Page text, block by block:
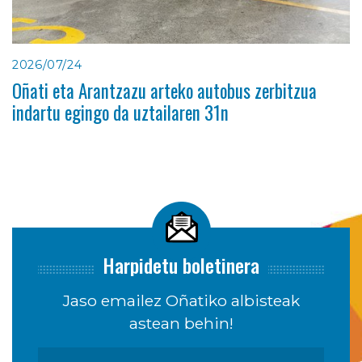
2026/07/24
Oñati eta Arantzazu arteko autobus zerbitzua
indartu egingo da uztailaren 31n
Harpidetu boletinera
Jaso emailez Oñatiko albisteak
astean behin!